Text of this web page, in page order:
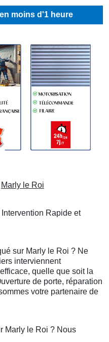
moins d'1 heure
Marly le Roi
Rapide et
sur Marly le Roi ? Ne
interviennent
quelle que soit la
de porte, réparation
votre partenaire de
Marly le Roi ? Nous